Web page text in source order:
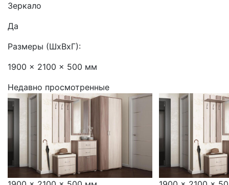
Зеркало
Да
Размеры (ШхВхГ):
1900 x 2100 x 500 мм
Недавно просмотренные